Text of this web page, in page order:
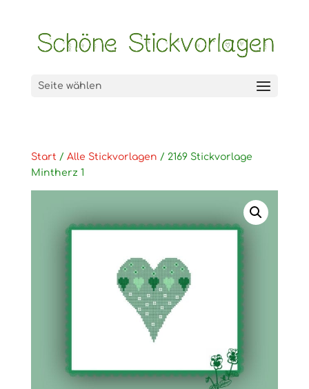
Seite wählen
Start / Alle Stickvorlagen / 2169 Stickvorlage
Mintherz 1